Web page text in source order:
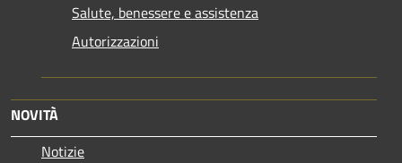
Salute, benessere e assistenza
Autorizzazioni
NOVITÀ
Notizie